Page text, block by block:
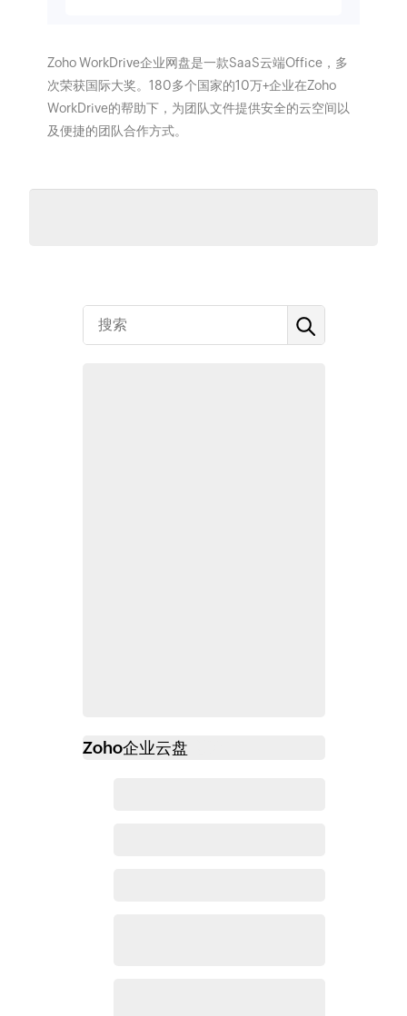
Zoho WorkDrive企业网盘是一款SaaS云端Office，多
次荣获国际大奖。180多个国家的10万+企业在Zoho
WorkDrive的帮助下，为团队文件提供安全的云空间以
及便捷的团队合作方式。
Zoho企业云盘